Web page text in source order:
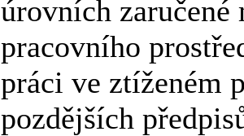
úrovních zaručené
pracovního
práci ve ztíženém
pozdějších